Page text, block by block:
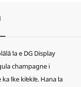
ʻia e DG Display
champagne i
ʻike kiʻekiʻe. Hana ʻia